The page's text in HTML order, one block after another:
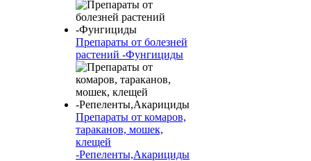
Препараты от болезней
растений -Фунгициды
Препараты от комаров,
тараканов, мошек,
клещей
-Репеленты,Акарициды